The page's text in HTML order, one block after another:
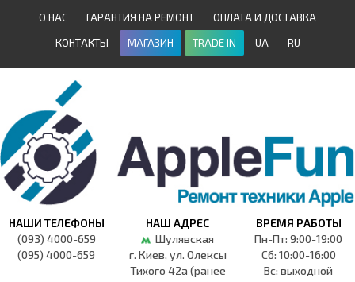
О НАС ГАРАНТИЯ НА РЕМОНТ
ОПЛАТА И ДОСТАВКА
КОНТАКТЫ
МАГАЗИН TRADE IN UA RU
НАШИ ТЕЛЕФОНЫ
(093) 4000-659
(095) 4000-659
НАШ АДРЕС
Шулявская
г. Киев, ул. Олексы
Тихого 42а (ранее
ВРЕМЯ РАБОТЫ
Пн-Пт: 9:00-19:00
Сб: 10:00-16:00
Вс: выходной